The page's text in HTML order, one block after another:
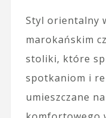
Styl orientalny
marokańskim
stoliki, które
spotkaniom i
umieszczane